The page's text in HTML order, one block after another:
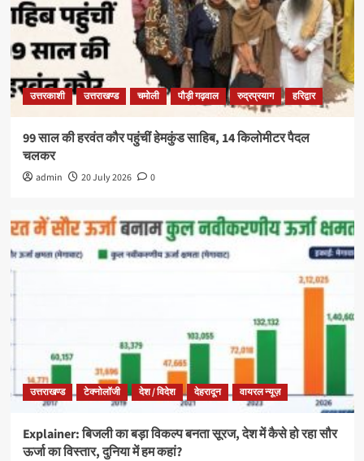
उत्तरकाशी उत्तराखण्ड चमोली पौड़ी गढ़वाल रुद्रप्रयाग हरिद्वार
99 साल की हरवंत कौर पहुंचीं हेमकुंड साहिब, 14 किलोमीटर पैदल
चलकर
admin 20 July 2026 0
उत्तराखण्ड टेक्नोलॉजी देश / विदेश देहरादून वायरल न्यूज़
Explainer: बिजली का बड़ा विकल्प बनता सूरज, देश में कैसे हो रहा सौर
ऊर्जा का विस्तार, दुनिया में हम कहां?